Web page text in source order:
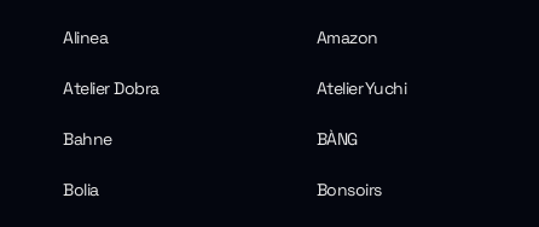
Alinea Amazon
Atelier Dobra Atelier Yuchi
Bahne BÀNG
Bolia Bonsoirs